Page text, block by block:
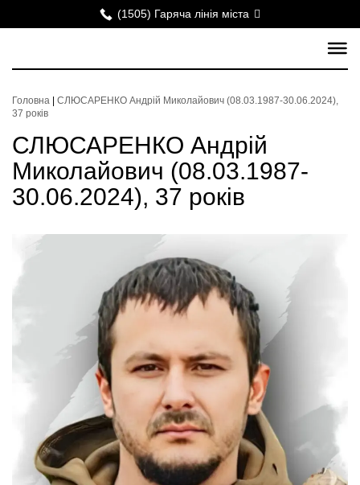
(1505) Гаряча лінія міста
Головна
СЛЮСАРЕНКО Андрій Миколайович (08.03.1987-30.06.2024),
37 років
СЛЮСАРЕНКО Андрій
Миколайович (08.03.1987-
30.06.2024), 37 років